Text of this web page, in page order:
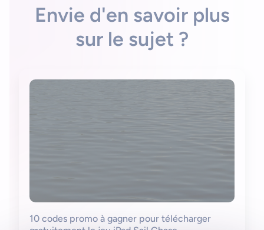
Envie d'en savoir plus
sur le sujet ?
10 codes promo à gagner pour télécharger